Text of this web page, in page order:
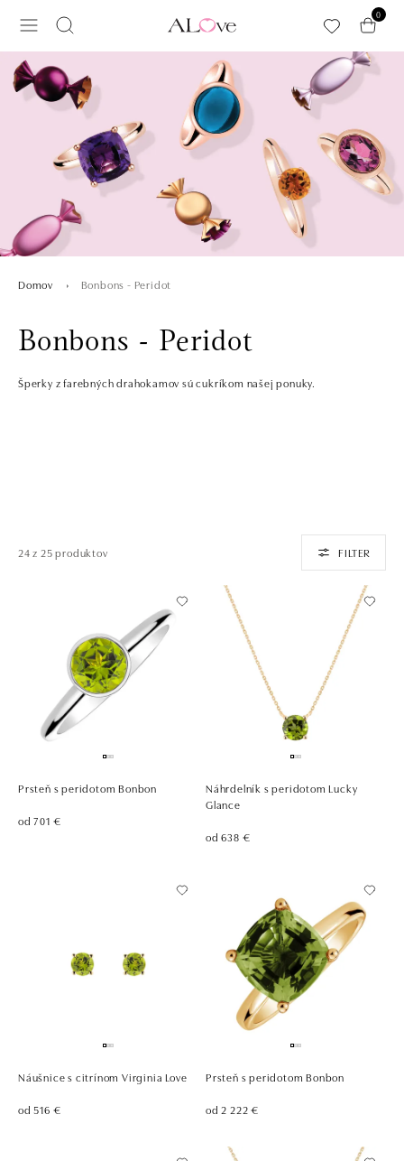
0
Domov Bonbons - Peridot
Bonbons - Peridot
Šperky z farebných drahokamov sú cukríkom našej ponuky.
24 z 25 produktov FILTER
Prsteň s peridotom Bonbon
od 701 €
Náhrdelník s peridotom Lucky
Glance
od 638 €
Náušnice s citrínom Virginia Love
od 516 €
Prsteň s peridotom Bonbon
od 2 222 €